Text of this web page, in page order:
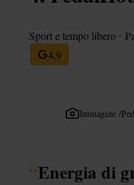
Sport e tempo libero •
4,9
Immagine /
“Energia di